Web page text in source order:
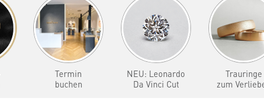
Termin
buchen
NEU: Leonardo
Da Vinci Cut
Trauringe
zum